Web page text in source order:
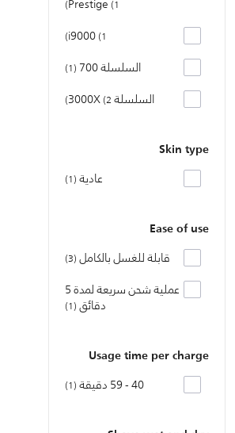
Prestige 1
i9000 1
السلسلة 700 1
السلسلة 3000X 2
Skin type
عادية 1
Ease of use
قابلة للغسل بالكامل 3
عملية شحن سريعة لمدة 5
دقائق 1
Usage time per charge
40 - 59 دقيقة 1